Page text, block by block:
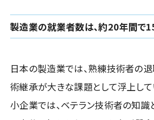
製造業の就業者数は、約20年間で
日本の製造業では、熟練技術者の退
術継承が大きな課題として浮上して
小企業では、ベテラン技術者の知